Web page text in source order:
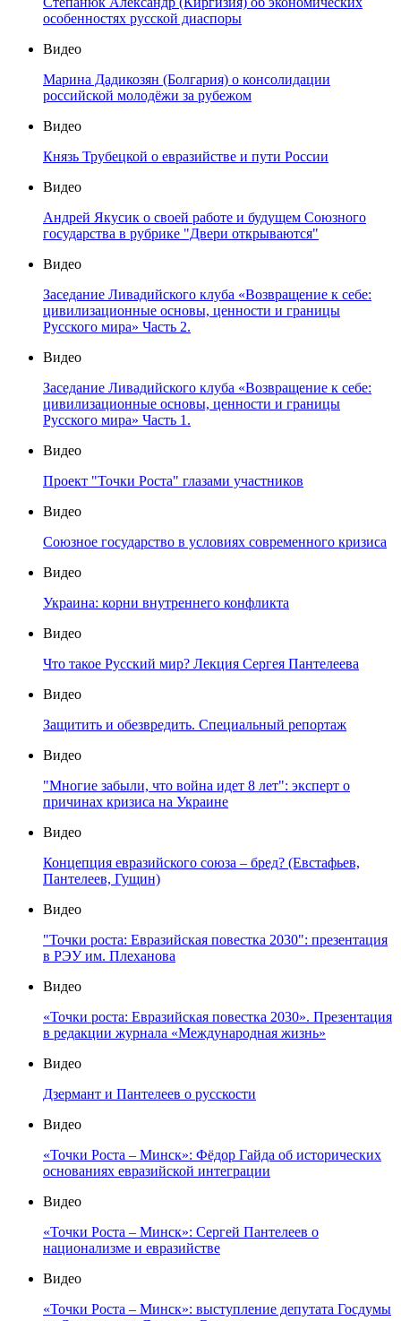
особенностях русской диаспоры
Видео
Марина Дадикозян (Болгария) о консолидации
российской молодёжи за рубежом
Видео
Князь Трубецкой о евразийстве и пути России
Видео
Андрей Якусик о своей работе и будущем Союзного
государства в рубрике "Двери открываются"
Видео
Заседание Ливадийского клуба «Возвращение к себе:
цивилизационные основы, ценности и границы
Русского мира» Часть 2.
Видео
Заседание Ливадийского клуба «Возвращение к себе:
цивилизационные основы, ценности и границы
Русского мира» Часть 1.
Видео
Проект "Точки Роста" глазами участников
Видео
Союзное государство в условиях современного кризиса
Видео
Украина: корни внутреннего конфликта
Видео
Что такое Русский мир? Лекция Сергея Пантелеева
Видео
Защитить и обезвредить. Специальный репортаж
Видео
"Многие забыли, что война идет 8 лет": эксперт о
причинах кризиса на Украине
Видео
Концепция евразийского союза – бред? (Евстафьев,
Пантелеев, Гущин)
Видео
"Точки роста: Евразийская повестка 2030": презентация
в РЭУ им. Плеханова
Видео
«Точки роста: Евразийская повестка 2030». Презентация
в редакции журнала «Международная жизнь»
Видео
Дзермант и Пантелеев о русскости
Видео
«Точки Роста – Минск»: Фёдор Гайда об исторических
основаниях евразийской интеграции
Видео
«Точки Роста – Минск»: Сергей Пантелеев о
национализме и евразийстве
Видео
«Точки Роста – Минск»: выступление депутата Госдумы